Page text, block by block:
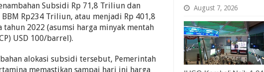
August 7, 2026
Subsidi Rp 71,8 Triliun dan
BBM Rp234 Triliun, atau menjadi Rp 401,8
2022 (asumsi harga minyak mentah
USD 100/barrel).
alokasi subsidi tersebut, Pemerintah
memastikan sampai hari ini harga